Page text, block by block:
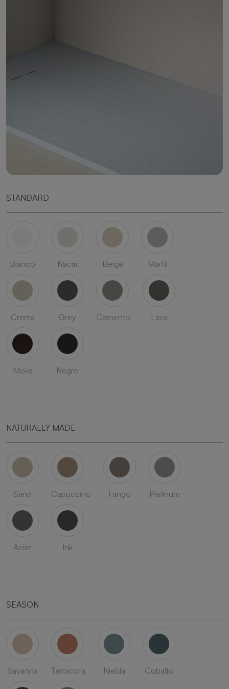
STANDARD
Blanco Nacar Beige Marfil
Crema Grey Cemento Lava
Moka Negro
NATURALLY MADE
Sand Capuccino Fango Platinum
Acier Ink
SEASON
Savanna Terracota Niebla Cobalto